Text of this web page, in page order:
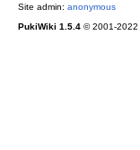
Site admin: anonymous
PukiWiki 1.5.4© 2001-2022